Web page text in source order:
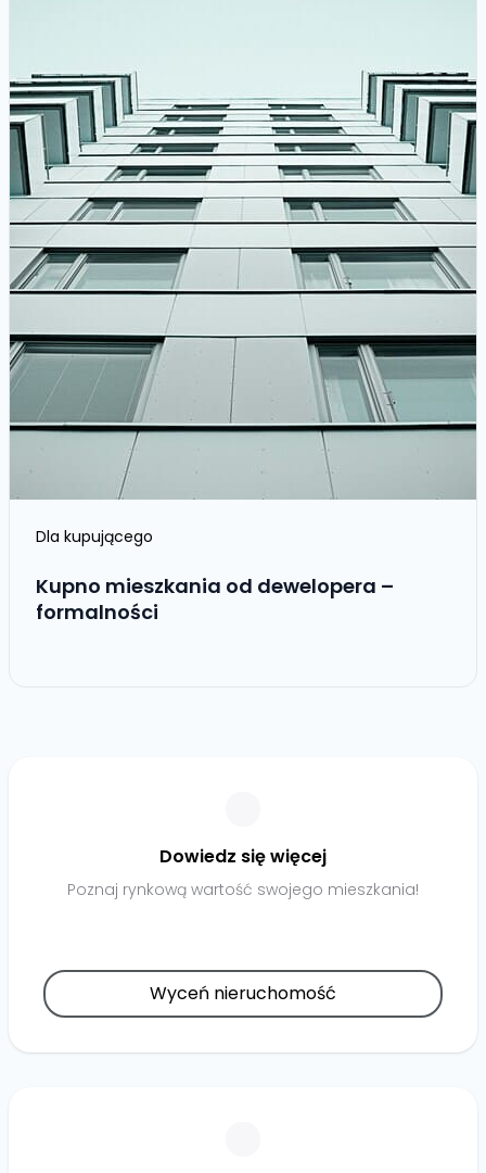
Dla kupującego
Kupno mieszkania od dewelopera –
formalności
Dowiedz się więcej
Poznaj rynkową wartość swojego mieszkania!
Wyceń nieruchomość